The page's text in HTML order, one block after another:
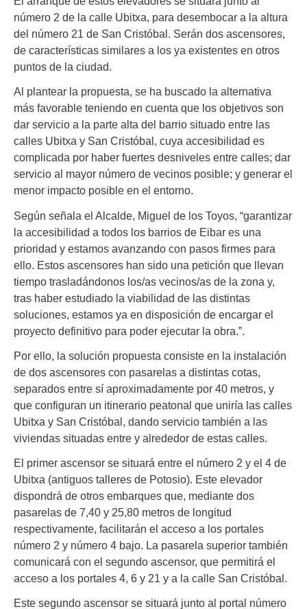
número 2 de la calle Ubitxa, para desembocar a la altura
del número 21 de San Cristóbal. Serán dos ascensores,
de características similares a los ya existentes en otros
puntos de la ciudad.
Al plantear la propuesta, se ha buscado la alternativa
más favorable teniendo en cuenta que los objetivos son
dar servicio a la parte alta del barrio situado entre las
calles Ubitxa y San Cristóbal, cuya accesibilidad es
complicada por haber fuertes desniveles entre calles; dar
servicio al mayor número de vecinos posible; y generar el
menor impacto posible en el entorno.
Según señala el Alcalde, Miguel de los Toyos, “garantizar
la accesibilidad a todos los barrios de Eibar es una
prioridad y estamos avanzando con pasos firmes para
ello. Estos ascensores han sido una petición que llevan
tiempo trasladándonos los/as vecinos/as de la zona y,
tras haber estudiado la viabilidad de las distintas
soluciones, estamos ya en disposición de encargar el
proyecto definitivo para poder ejecutar la obra.”.
Por ello, la solución propuesta consiste en la instalación
de dos ascensores con pasarelas a distintas cotas,
separados entre sí aproximadamente por 40 metros, y
que configuran un itinerario peatonal que uniría las calles
Ubitxa y San Cristóbal, dando servicio también a las
viviendas situadas entre y alrededor de estas calles.
El primer ascensor se situará entre el número 2 y el 4 de
Ubitxa (antiguos talleres de Potosio). Este elevador
dispondrá de otros embarques que, mediante dos
pasarelas de 7,40 y 25,80 metros de longitud
respectivamente, facilitarán el acceso a los portales
número 2 y número 4 bajo. La pasarela superior también
comunicará con el segundo ascensor, que permitirá el
acceso a los portales 4, 6 y 21 y a la calle San Cristóbal.
Este segundo ascensor se situará junto al portal número